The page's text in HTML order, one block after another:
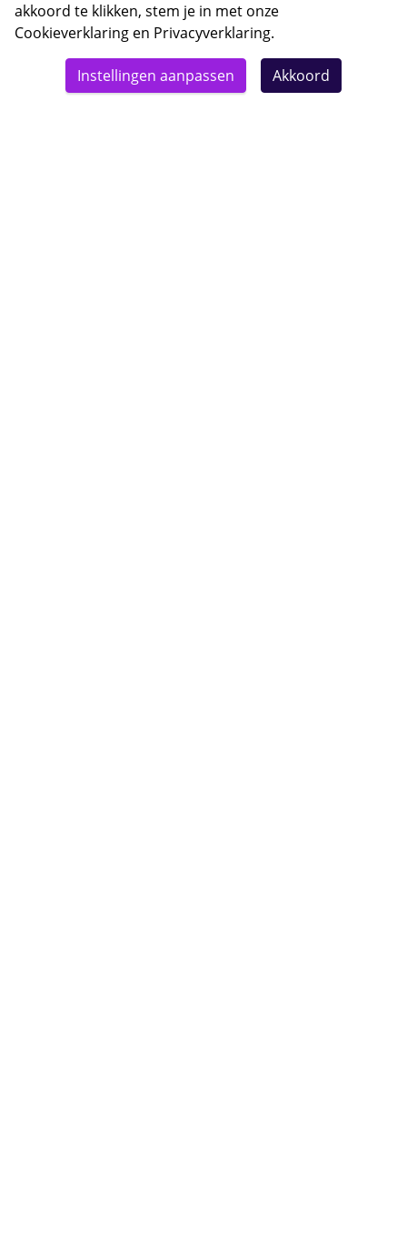
© 2026 Bebsy.nl
akkoord te klikken, stem je in met onze
Cookieverklaring en Privacyverklaring.
Instellingen aanpassen Akkoord